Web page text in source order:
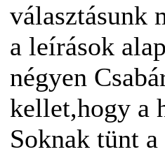
választásunk
a leírások
négyen
kellet,hogy a
Soknak tünt